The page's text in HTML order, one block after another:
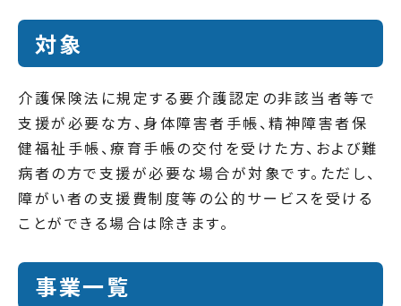
対象
介護保険法に規定する要介護認定の非該当者等で
支援が必要な方、身体障害者手帳、精神障害者保
健福祉手帳、療育手帳の交付を受けた方、および難
病者の方で支援が必要な場合が対象です。ただし、
障がい者の支援費制度等の公的サービスを受ける
ことができる場合は除きます。
事業一覧